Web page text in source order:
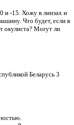
и -15. Хожу в линзах и
Что будет, если я
окулиста? Могут ли
Беларусь 3